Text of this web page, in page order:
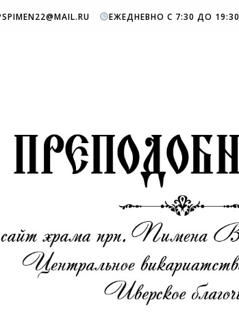
ЕЖЕДНЕВНО С 7:30 ДО 19:30